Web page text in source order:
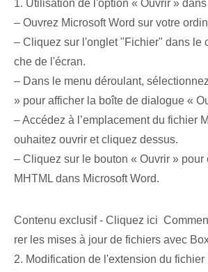
1. Utilisation de l'option « Ouvrir »
– Ouvrez Microsoft Word sur votre
– Cliquez sur l'onglet "Fichier" dans le
che de l'écran.
– Dans le menu déroulant,
» pour afficher la boîte de dialogue «
– Accédez à l’emplacement du fichier
ouhaitez ouvrir et cliquez dessus.
– Cliquez sur le bouton « Ouvrir » pour
MHTML dans Microsoft Word.
Contenu exclusif - Cliquez ici
rer les mises à jour de fichiers avec
2. Modification de l'extension du fichier